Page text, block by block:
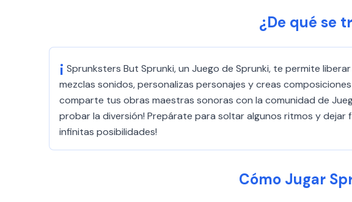
¿De qué se
¡ Sprunksters But Sprunki, un Juego de Sprunki, te permite
mezclas sonidos, personalizas personajes y creas
comparte tus obras maestras sonoras con la comunidad de
probar la diversión! Prepárate para soltar algunos ritmos y dejar
infinitas posibilidades!
Cómo Jugar